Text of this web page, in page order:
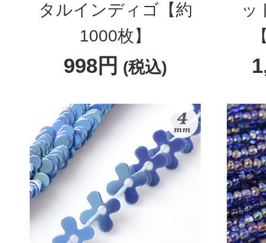
タルインディゴ【約
1000枚】
998円 (税込)
ッ